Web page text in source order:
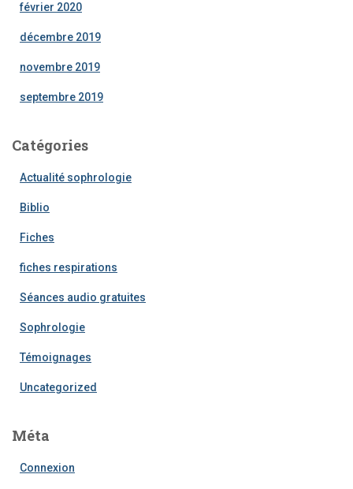
février 2020
décembre 2019
novembre 2019
septembre 2019
Catégories
Actualité sophrologie
Biblio
Fiches
fiches respirations
Séances audio gratuites
Sophrologie
Témoignages
Uncategorized
Méta
Connexion